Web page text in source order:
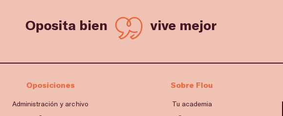
Oposita bien vive mejor
Oposiciones
Administración y archivo
Sobre Flou
Tu academia